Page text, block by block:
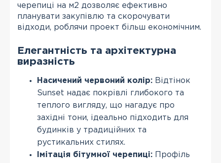
черепиці на м2 дозволяє ефективно
планувати закупівлю та скорочувати
відходи, роблячи проект більш економічним.
Елегантність та архітектурна
виразність
Насичений червоний колір: Відтінок
Sunset надає покрівлі глибокого та
теплого вигляду, що нагадує про
західні тони, ідеально підходить для
будинків у традиційних та
рустикальних стилях.
Імітація бітумної черепиці: Профіль